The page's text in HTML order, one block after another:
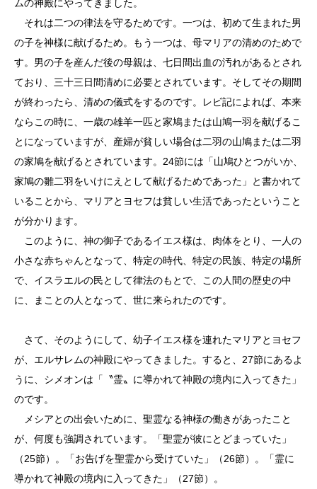
ムの神殿にやってきました。
それは二つの律法を守るためです。一つは、初めて生まれた男
の子を神様に献げるため。もう一つは、母マリアの清めのためで
す。男の子を産んだ後の母親は、七日間出血の汚れがあるとされ
ており、三十三日間清めに必要とされています。そしてその期間
が終わったら、清めの儀式をするのです。レビ記によれば、本来
ならこの時に、一歳の雄羊一匹と家鳩または山鳩一羽を献げるこ
とになっていますが、産婦が貧しい場合は二羽の山鳩または二羽
の家鳩を献げるとされています。24節には「山鳩ひとつがいか、
家鳩の雛二羽をいけにえとして献げるためであった」と書かれて
いることから、マリアとヨセフは貧しい生活であったということ
が分かります。
このように、神の御子であるイエス様は、肉体をとり、一人の
小さな赤ちゃんとなって、特定の時代、特定の民族、特定の場所
で、イスラエルの民として律法のもとで、この人間の歴史の中
に、まことの人となって、世に来られたのです。
さて、そのようにして、幼子イエス様を連れたマリアとヨセフ
が、エルサレムの神殿にやってきました。すると、27節にあるよ
うに、シメオンは「〝霊〟に導かれて神殿の境内に入ってきた」
のです。
メシアとの出会いために、聖霊なる神様の働きがあったこと
が、何度も強調されています。「聖霊が彼にとどまっていた」
（25節）。「お告げを聖霊から受けていた」（26節）。「霊に
導かれて神殿の境内に入ってきた」（27節）。